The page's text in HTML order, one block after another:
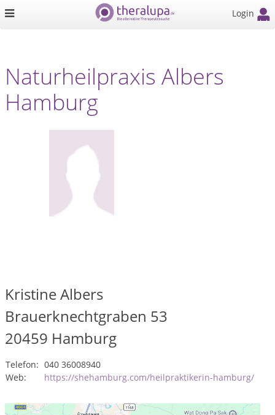
Login
Naturheilpraxis Albers
Hamburg
Kristine Albers
Brauerknechtgraben 53
20459 Hamburg
Telefon: 040 36008940
Web:
https://shehamburg.com/heilpraktikerin-hamburg/